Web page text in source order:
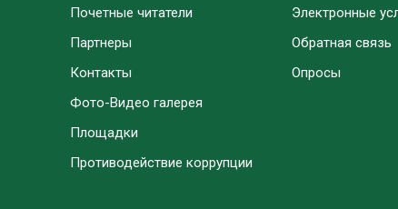
Почетные читатели
Партнеры
Контакты
Фото-Видео галерея
Площадки
Противодействие коррупции
Электронные
Обратная связь
Опросы